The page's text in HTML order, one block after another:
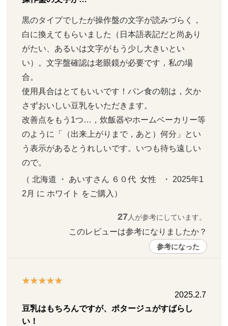
黒のタイプでしたが操作盤の文字が読みづらく，
白に換えてもらいました（日本語表記だと尚あり
がたい、あるいは文字がもう少し大きいとい
い）。文字盤確認は老眼鏡が必要です，私の場
合。
使用具合はとてもいいです！パン食の朝は，欠か
さずおいしい豆乳をいただきます。
改善点をもう1つ…，炊飯器やホームベーカリー等
のように「（出来上がりまで，あと）何分」とい
う表示があるとうれしいです。いつも待ち遠しい
ので。
（ 北海道 ・ あいすさん ６０代  女性   ・ 2025年1
2月 に ホワイト をご購入）
27人が参考にしています。
このレビューは参考になりましたか？
参考になった
2025.2.7
豆乳はもちろんですが、ポタージュがすばらし
い！